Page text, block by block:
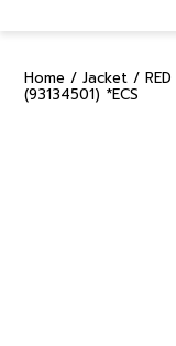
Home / Jacket / RED
(93134501) *ECS